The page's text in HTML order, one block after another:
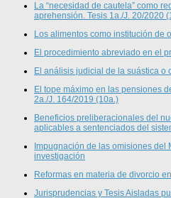
La “necesidad de cautela” como
aprehensión. Tesis 1a./J. 20/2020
Los alimentos como institución de
El procedimiento abreviado en el
El análisis judicial de la suástica o
El tope máximo en las pensiones
2a./J. 164/2019 (10a.)
Beneficios preliberacionales del
aplicables a sentenciados del
Impugnación de las omisiones del
investigación
Reformas en materia de divorcio
Jurisprudencias y Tesis Aisladas